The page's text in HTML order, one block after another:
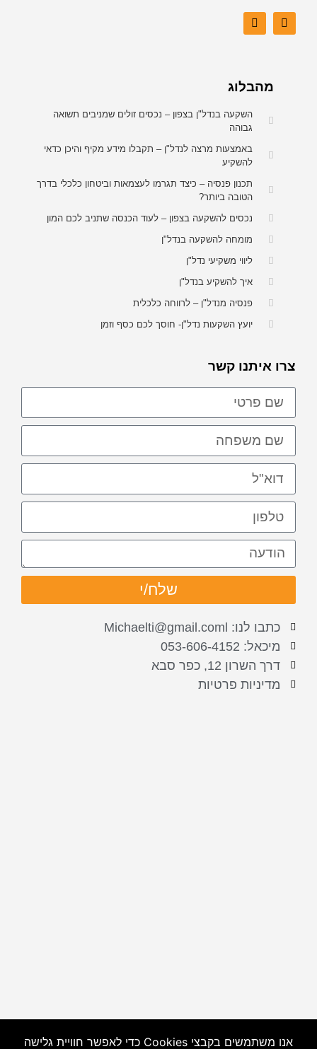
מהבלוג
השקעה בנדל"ן בצפון – נכסים זולים שמניבים תשואה
גבוהה
באמצעות מרצה לנדל"ן – תקבלו מידע מקיף והיכן כדאי
להשקיע
תכנון פנסיה – כיצד תגרמו לעצמאות וביטחון כלכלי בדרך
הטובה ביותר?
נכסים להשקעה בצפון – לעוד הכנסה שתניב לכם המון
מומחה להשקעה בנדל"ן
ליווי משקיעי נדל"ן
איך להשקיע בנדל"ן
פנסיה מנדל"ן – לרווחה כלכלית
יועץ השקעות נדל"ן- חוסך לכם כסף וזמן
צרו איתנו קשר
שלח/י
כתבו לנו: Michaelti@gmail.coml
מיכאל: 053-606-4152
דרך השרון 12, כפר סבא
מדיניות פרטיות
אנו משתמשים בקבצי Cookies כדי לאפשר חוויית גלישה